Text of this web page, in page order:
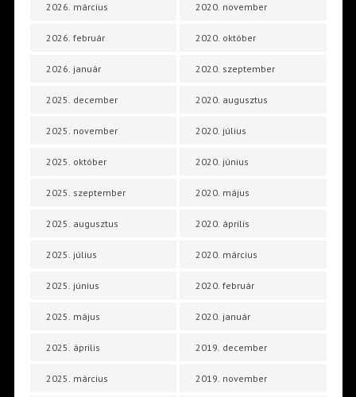
2026. március
2026. február
2026. január
2025. december
2025. november
2025. október
2025. szeptember
2025. augusztus
2025. július
2025. június
2025. május
2025. április
2025. március
2020. november
2020. október
2020. szeptember
2020. augusztus
2020. július
2020. június
2020. május
2020. április
2020. március
2020. február
2020. január
2019. december
2019. november